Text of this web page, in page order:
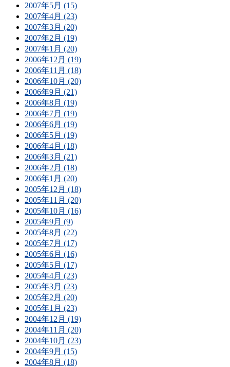
2007年5月 (15)
2007年4月 (23)
2007年3月 (20)
2007年2月 (19)
2007年1月 (20)
2006年12月 (19)
2006年11月 (18)
2006年10月 (20)
2006年9月 (21)
2006年8月 (19)
2006年7月 (19)
2006年6月 (19)
2006年5月 (19)
2006年4月 (18)
2006年3月 (21)
2006年2月 (18)
2006年1月 (20)
2005年12月 (18)
2005年11月 (20)
2005年10月 (16)
2005年9月 (9)
2005年8月 (22)
2005年7月 (17)
2005年6月 (16)
2005年5月 (17)
2005年4月 (23)
2005年3月 (23)
2005年2月 (20)
2005年1月 (23)
2004年12月 (19)
2004年11月 (20)
2004年10月 (23)
2004年9月 (15)
2004年8月 (18)